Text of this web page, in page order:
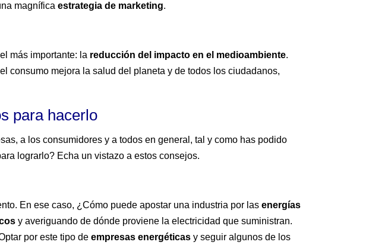
magníficaestrategia de marketing.
más importante: la reducción del impacto en el medioambiente.
consumo mejora la salud del planeta y de todos los ciudadanos,
para hacerlo
a los consumidores y a todos en general, tal y como has podido
lograrlo? Echa un vistazo a estos consejos.
En ese caso, ¿Cómo puede apostar una industria por lasenergías
y averiguando de dónde proviene la electricidad que suministran.
por este tipo deempresas energéticas y seguir algunos de los